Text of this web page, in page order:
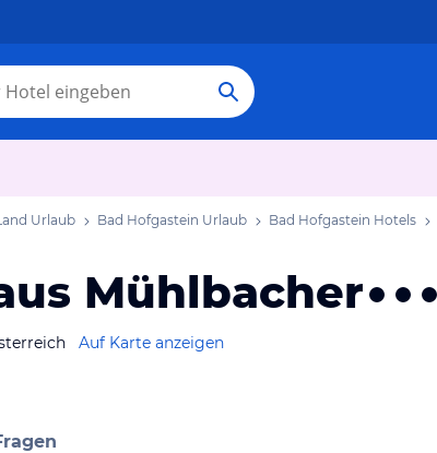
Urlaub Bad Hofgastein Urlaub Bad Hofgastein Hotels
Mühlbacher
Auf Karte anzeigen